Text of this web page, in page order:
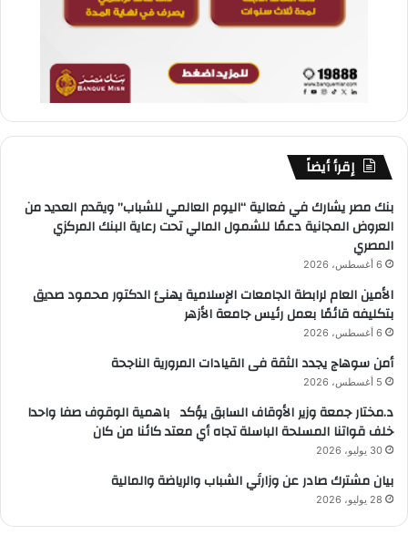
إقرأ أيضاً
بنك مصر يشارك في فعالية “اليوم العالمي للشباب” ويقدم العديد من
العروض المجانية دعمًا للشمول المالي تحت رعاية البنك المركزي
المصري
6 أغسطس، 2026
الأمين العام لرابطة الجامعات الإسلامية يهنئ الدكتور محمود صديق
بتكليفه قائمًا بعمل رئيس جامعة الأزهر
6 أغسطس، 2026
أمن سوهاج يجدد الثقة فى القيادات المرورية الناجحة
5 أغسطس، 2026
د.مختار جمعة وزير الأوقاف السابق يؤكد باهمية الوقوف صفا واحدا
خلف قواتنا المسلحة الباسلة تجاه أي معتد كائنا من كان
30 يوليو، 2026
بيان مشترك صادر عن وزارتَي الشباب والرياضة والمالية
28 يوليو، 2026